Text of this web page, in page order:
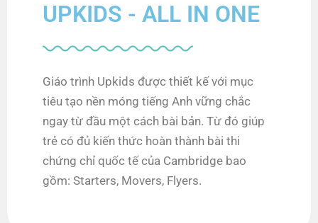
UPKIDS - ALL IN ONE
Giáo trình Upkids được thiết kế với mục
tiêu tạo nền móng tiếng Anh vững chắc
ngay từ đầu một cách bài bản. Từ đó giúp
trẻ có đủ kiến thức hoàn thành bài thi
chứng chỉ quốc tế của Cambridge bao
gồm: Starters, Movers, Flyers.